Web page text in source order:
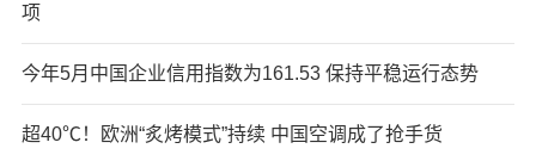
项
今年5月中国企业信用指数为161.53 保持平稳运行态势
超40℃！欧洲“炙烤模式”持续 中国空调成了抢手货